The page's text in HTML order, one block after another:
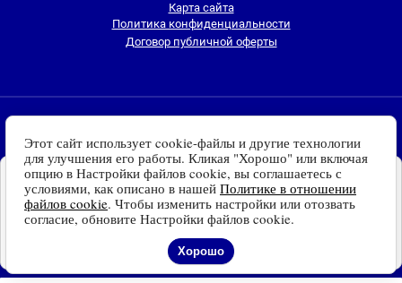
Установите наш сайт на
Ваше устройство
Доступно для устройств
на платформе Android
Установить
Карта сайта
Политика конфиденциальности
Договор публичной оферты
Люстры, светильники и другие приборы освещения для
дома и улицы с доставкойпо всей России. Все права
защищены.
Информация о технических характеристиках, стране изготовления, внешнем
виде и цвете товаровносит справочный
и основывается на последних доступных к моменту публикации
сведениях
Этот сайт использует cookie-файлы и другие технологии
для улучшения его работы. Кликая "Хорошо" или включая
опцию в Настройки файлов cookie, вы соглашаетесь с
условиями, как описано в нашей Политике в отношении
файлов cookie. Чтобы изменить настройки или отозвать
согласие, обновите Настройки файлов cookie.
Хорошо